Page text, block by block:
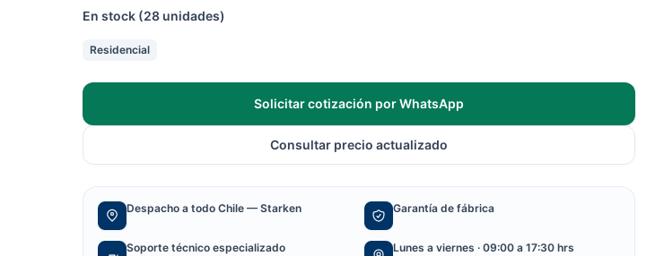
En stock (28 unidades)
Residencial
Solicitar cotización por WhatsApp
Consultar precio actualizado
Despacho a todo Chile — Starken Garantía de fábrica
Soporte técnico especializado Lunes a viernes · 09:00 a 17:30 hrs